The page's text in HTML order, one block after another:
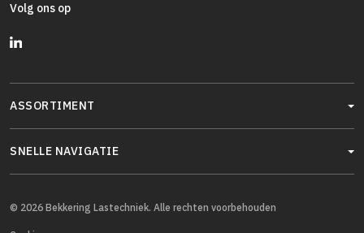
Volg ons op
ASSORTIMENT
SNELLE NAVIGATIE
© 2026 Bekkering Lastechniek. Alle rechten voorbehouden